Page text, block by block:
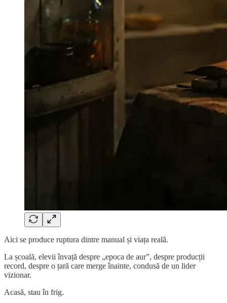
Aici se produce ruptura dintre manual și viața reală.
La școală, elevii învață despre „epoca de aur”, despre producții
record, despre o țară care merge înainte, condusă de un lider
vizionar.
Acasă, stau în frig.